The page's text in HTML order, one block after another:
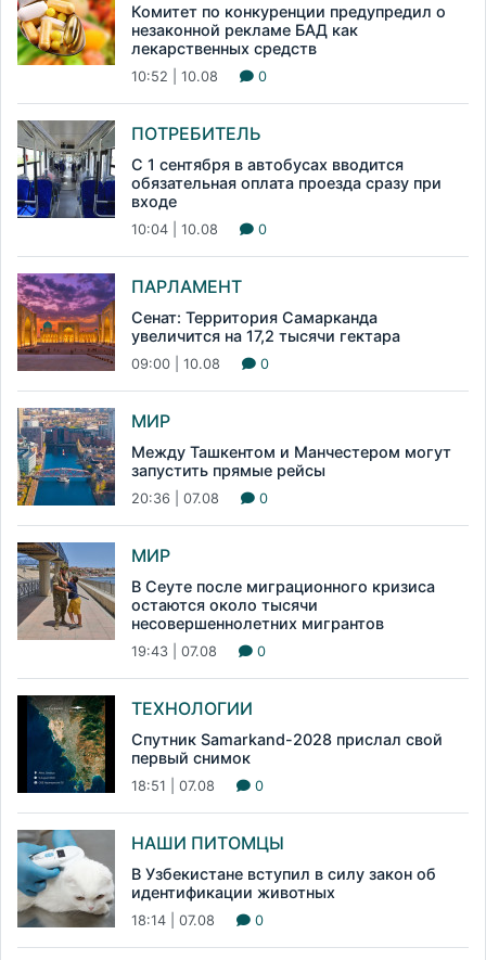
Комитет по конкуренции предупредил о
незаконной рекламе БАД как
лекарственных средств
10:52 | 10.08 0
ПОТРЕБИТЕЛЬ
С 1 сентября в автобусах вводится
обязательная оплата проезда сразу при
входе
10:04 | 10.08 0
ПАРЛАМЕНТ
Сенат: Территория Самарканда
увеличится на 17,2 тысячи гектара
09:00 | 10.08 0
МИР
Между Ташкентом и Манчестером могут
запустить прямые рейсы
20:36 | 07.08 0
МИР
В Сеуте после миграционного кризиса
остаются около тысячи
несовершеннолетних мигрантов
19:43 | 07.08 0
ТЕХНОЛОГИИ
Спутник Samarkand-2028 прислал свой
первый снимок
18:51 | 07.08 0
НАШИ ПИТОМЦЫ
В Узбекистане вступил в силу закон об
идентификации животных
18:14 | 07.08 0